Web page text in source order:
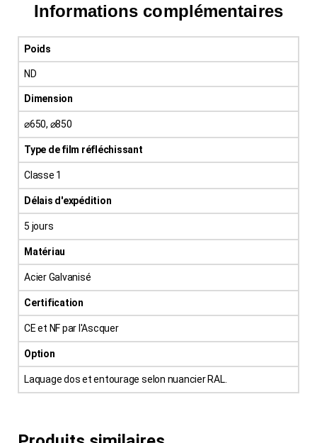
Informations complémentaires
Poids
ND
Dimension
⌀650, ⌀850
Type de film réfléchissant
Classe 1
Délais d'expédition
5 jours
Matériau
Acier Galvanisé
Certification
CE et NF par l'Ascquer
Option
Laquage dos et entourage selon nuancier RAL.